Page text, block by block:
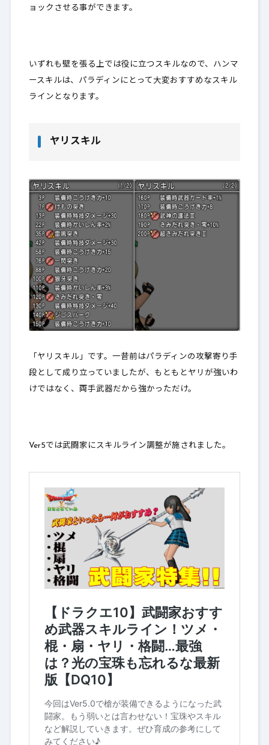
ョックさせる事ができます。
いずれも 壁を張る上では役に立つスキルなので、ハンマ
ースキルは、パラディンにとって大変おすすめなスキル
ラインとなります。
ヤリスキル
「ヤリスキル」です。一昔前はパラディンの攻撃寄り手
段として成り立っていましたが、もともとヤリが強いわ
けではなく、両手武器だから強かっただけ。
Ver5では武闘家にスキルライン調整が施されました。